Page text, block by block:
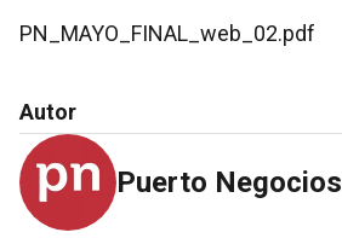
PN_MAYO_FINAL_web_02.pdf
Autor
Puerto Negocios